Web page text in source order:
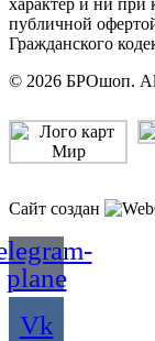
характер и ни при
публичной
Гражданского
© 2026 БРОшоп.
Сайт создан
plane
Vk